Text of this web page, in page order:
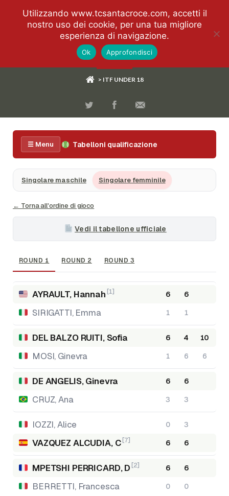
> ITF UNDER 18
☰ Menu Tabelloni qualificazione
Singolare maschile Singolare femminile
← Torna all'ordine di gioco
Vedi il tabellone ufficiale
ROUND 1 ROUND 2 ROUND 3
AYRAULT, Hannah [1] 6 6
SIRIGATTI, Emma 1 1
DEL BALZO RUITI, Sofia 6 4 10
MOSI, Ginevra 1 6 6
DE ANGELIS, Ginevra 6 6
CRUZ, Ana 3 3
IOZZI, Alice 0 3
VAZQUEZ ALCUDIA, C [7] 6 6
MPETSHI PERRICARD, D [2] 6 6
BERRETTI, Francesca 0 0
Utilizzando www.tcsantacroce.com, accetti il
nostro uso dei cookie, per una tua migliore
esperienza di navigazione.
Ok Approfondisci